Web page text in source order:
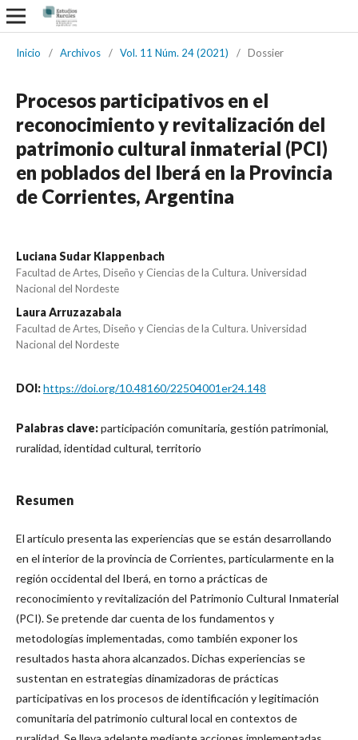
Inicio / Archivos / Vol. 11 Núm. 24 (2021) / Dossier
Procesos participativos en el
reconocimiento y revitalización del
patrimonio cultural inmaterial (PCI)
en poblados del Iberá en la Provincia
de Corrientes, Argentina
Luciana Sudar Klappenbach
Facultad de Artes, Diseño y Ciencias de la Cultura. Universidad
Nacional del Nordeste
Laura Arruzazabala
Facultad de Artes, Diseño y Ciencias de la Cultura. Universidad
Nacional del Nordeste
DOI:https://doi.org/10.48160/22504001er24.148
Palabras clave:participación comunitaria, gestión patrimonial,
ruralidad, identidad cultural, territorio
Resumen
El artículo presenta las experiencias que se están desarrollando
en el interior de la provincia de Corrientes, particularmente en la
región occidental del Iberá, en torno a prácticas de
reconocimiento y revitalización del Patrimonio Cultural Inmaterial
(PCI). Se pretende dar cuenta de los fundamentos y
metodologías implementadas, como también exponer los
resultados hasta ahora alcanzados. Dichas experiencias se
sustentan en estrategias dinamizadoras de prácticas
participativas en los procesos de identificación y legitimación
comunitaria del patrimonio cultural local en contextos de